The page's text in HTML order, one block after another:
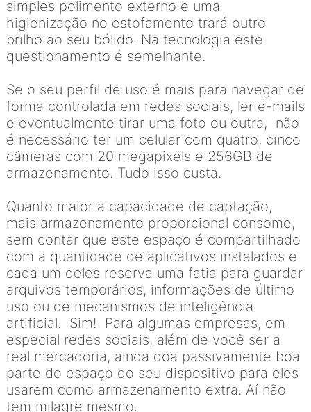
simples polimento externo e uma
higienização no estofamento trará outro
brilho ao seu bólido. Na tecnologia este
questionamento é semelhante.
Se o seu perfil de uso é mais para navegar de
forma controlada em redes sociais, ler e-mails
e eventualmente tirar uma foto ou outra, não
é necessário ter um celular com quatro, cinco
câmeras com 20 megapixels e 256GB de
armazenamento. Tudo isso custa.
Quanto maior a capacidade de captação,
mais armazenamento proporcional consome,
sem contar que este espaço é compartilhado
com a quantidade de aplicativos instalados e
cada um deles reserva uma fatia para guardar
arquivos temporários, informações de último
uso ou de mecanismos de inteligência
artificial. Sim! Para algumas empresas, em
especial redes sociais, além de você ser a
real mercadoria, ainda doa passivamente boa
parte do espaço do seu dispositivo para eles
usarem como armazenamento extra. Aí não
tem milagre mesmo.